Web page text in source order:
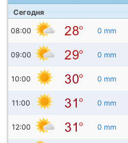
Сегодня
08:00 0 mm
09:00 0 mm
10:00 0 mm
11:00 0 mm
12:00 0 mm